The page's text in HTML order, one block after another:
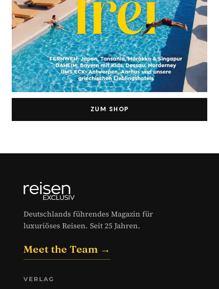
ZUM SHOP
Deutschlands führendes Magazin für
luxuriöses Reisen. Seit 25 Jahren.
Meet the Team →
VERLAG